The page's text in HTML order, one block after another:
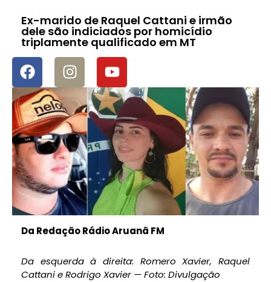
Ex-marido de Raquel Cattani e irmão
dele são indiciados por homicídio
triplamente qualificado em MT
Da Redação Rádio Aruanã FM
Da esquerda à direita: Romero Xavier, Raquel
Cattani e Rodrigo Xavier — Foto: Divulgação